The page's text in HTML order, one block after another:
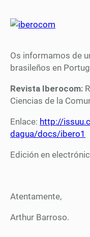
Os informamos de
brasileños en
Revista Iberocom:
Ciencias de la
Enlace: http://
dagua/docs/ibero1
Edición en
Atentamente,
Arthur Barroso.